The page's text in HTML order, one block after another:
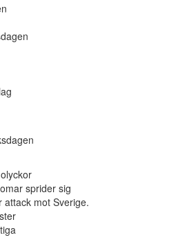
sprider sig
mot Sverige.